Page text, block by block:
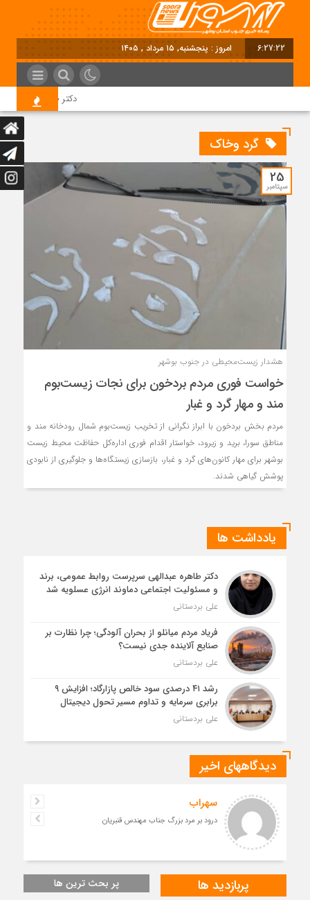
6:27:22 امروز : پنجشنبه, ۱۵ مرداد , ۱۴۰۵
دکتر طاهره عبدالهی
گرد وخاک
25
سپتامبر
هشدار زیست‌محیطی در جنوب بوشهر
خواست فوری مردم بردخون برای نجات زیست‌بوم
مند و مهار گرد و غبار
مردم بخش بردخون با ابراز نگرانی از تخریب زیست‌بوم شمال رودخانه مند و
مناطق سورا، برید و زیرود، خواستار اقدام فوری اداره‌کل حفاظت محیط زیست
بوشهر برای مهار کانون‌های گرد و غبار، بازسازی زیستگاه‌ها و جلوگیری از نابودی
پوشش گیاهی شدند.
یادداشت ها
دکتر طاهره عبدالهی سرپرست روابط عمومی، برند
و مسئولیت اجتماعی دماوند انرژی عسلویه شد
علی بردستانی
فریاد مردم میانلو از بحران آلودگی؛ چرا نظارت بر
صنایع آلاینده جدی نیست؟
علی بردستانی
رشد ۴۱ درصدی سود خالص پازارگاد؛ افزایش ۹
برابری سرمایه و تداوم مسیر تحول دیجیتال
علی بردستانی
دیدگاههای اخیر
سهراب
درود بر مرد بزرگ جناب مهندس قنبریان
پربازدید ها پر بحث ترین ها